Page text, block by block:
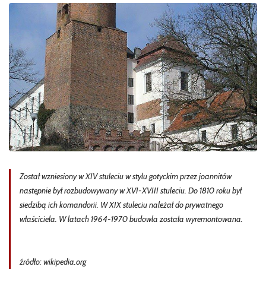
Został wzniesiony w XIV stuleciu w stylu gotyckim przez joannitów
następnie był rozbudowywany w XVI-XVIII stuleciu. Do 1810 roku był
siedzibą ich komandorii. W XIX stuleciu należał do prywatnego
właściciela. W latach 1964-1970 budowla została wyremontowana.
źródło: wikipedia.org